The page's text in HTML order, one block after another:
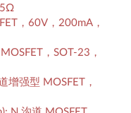
，60V，200mA，
，SOT-23，
增强型 MOSFET，